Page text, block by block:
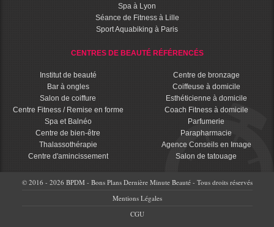
Spa à Lyon
Séance de Fitness à Lille
Sport Aquabiking à Paris
CENTRES DE BEAUTÉ RÉFÉRENCÉS
Institut de beauté
Bar à ongles
Salon de coiffure
Centre Fitness / Remise en forme
Spa et Balnéo
Centre de bien-être
Thalassothérapie
Centre d'amincissement
Centre de bronzage
Coiffeuse à domicile
Esthéticienne à domicile
Coach Fitness à domicile
Parfumerie
Parapharmacie
Agence Conseils en Image
Salon de tatouage
© 2016 - 2026 BPDM - Bons Plans Dernière Minute Beauté - Tous droits réservés
Mentions Légales
CGU